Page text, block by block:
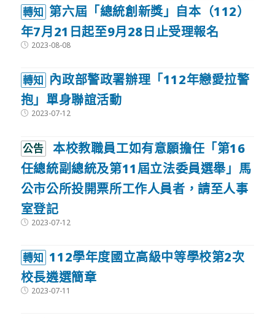
轉知 第六屆「總統創新獎」自本（112）
年7月21日起至9月28日止受理報名
Post2023-08-08
轉知 內政部警政署辦理「112年戀愛拉警
抱」單身聯誼活動
Post2023-07-12
公告
本校教職員工如有意願擔任「第16
任總統副總統及第11屆立法委員選舉」馬
公市公所投開票所工作人員者，請至人事
室登記
Post2023-07-12
轉知 112學年度國立高級中等學校第2次
校長遴選簡章
Post2023-07-11